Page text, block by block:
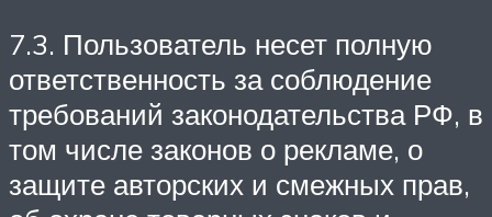
7.3. Пользователь несет полную
ответственность за соблюдение
требований законодательства РФ, в
том числе законов о рекламе, о
защите авторских и смежных прав,